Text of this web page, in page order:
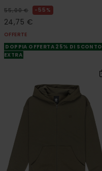
55,00 € 55%
24,75 €
OFFERTE
DOPPIA OFFERTA 25% DI SCONTO
EXTRA